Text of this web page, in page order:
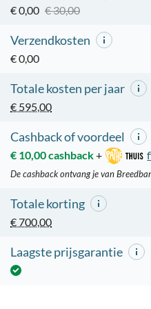
€ 0,00 € 30,00
Verzendkosten
€ 0,00
Totale kosten per jaar
€ 595,00
Cashback of voordeel
€ 10,00 cashback+
De cashback ontvang je van
Totale korting
€ 700,00
Laagste prijsgarantie